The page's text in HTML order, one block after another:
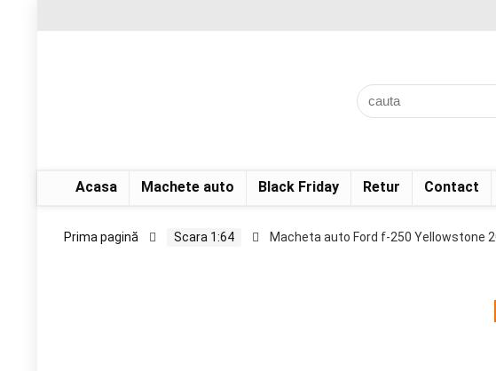
Acasa Machete auto Black Friday Retur Contact
Prima pagină Scara 1:64 Macheta auto Ford f-250 Yellowstone